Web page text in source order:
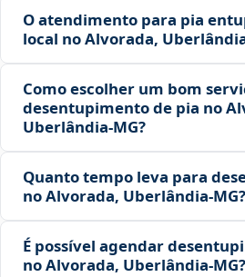
O atendimento para pia
local no Alvorada,
Como escolher um bom
desentupimento de pia no
Uberlândia‑MG?
Quanto tempo leva para
no Alvorada, Uberlândia‑MG?
É possível agendar
no Alvorada, Uberlândia‑MG?